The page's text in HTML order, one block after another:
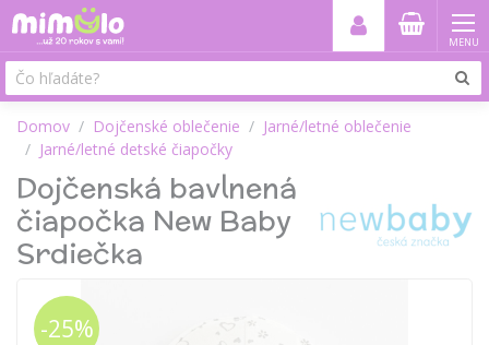
MENU
Domov Dojčenské oblečenie
Jarné/letné oblečenie
Jarné/letné detské čiapočky
Dojčenská bavlnená
čiapočka New Baby
Srdiečka
-25%